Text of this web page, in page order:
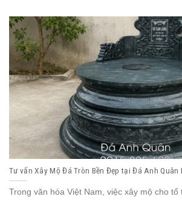
Tư vấn Xây Mộ Đá Tròn Bền Đẹp tại Đá Anh Quân
Trong văn hóa Việt Nam, việc xây mộ cho tổ